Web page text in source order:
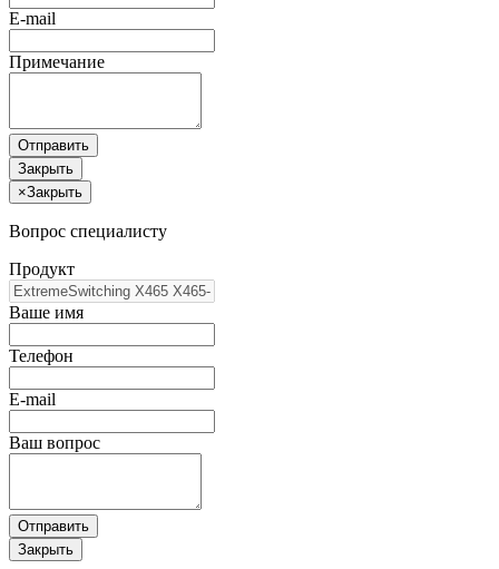
E-mail
Примечание
Отправить
Закрыть
×Закрыть
Вопрос специалисту
Продукт
Ваше имя
Телефон
E-mail
Ваш вопрос
Отправить
Закрыть